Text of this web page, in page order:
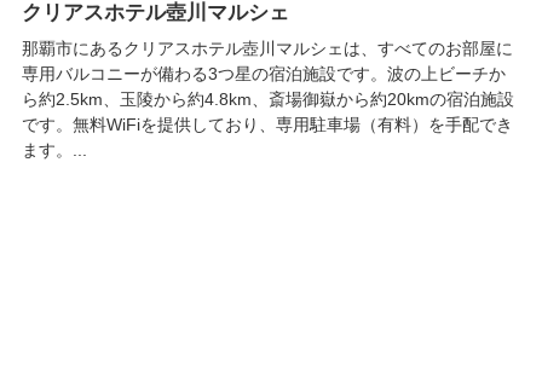
クリアスホテル壺川マルシェ
那覇市にあるクリアスホテル壺川マルシェは、すべてのお部屋に
専用バルコニーが備わる3つ星の宿泊施設です。波の上ビーチか
ら約2.5km、玉陵から約4.8km、斎場御嶽から約20kmの宿泊施設
です。無料WiFiを提供しており、専用駐車場（有料）を手配でき
ます。...